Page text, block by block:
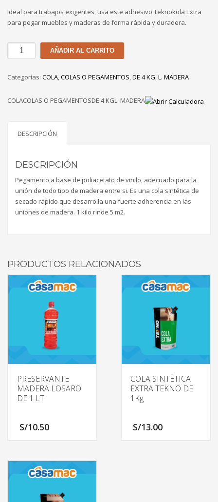
Ideal para trabajos exigentes, usa este adhesivo Teknokola Extra
para pegar muebles y maderas de forma rápida y duradera.
COLA
SINTÉTICA
TEKNO
4Kg
AÑADIR AL CARRITO
Categorías: COLA,COLAS O PEGAMENTOS,DE 4 KG,L. MADERA
COLACOLAS O PEGAMENTOSDE 4 KGL. MADERA
DESCRIPCIÓN
DESCRIPCIÓN
Pegamento a base de poliacetato de vinilo, adecuado para la
unión de todo tipo de madera entre si. Es una cola sintética de
secado rápido que desarrolla una fuerte adherencia en las
uniones de madera. 1 kilo rinde 5 m2.
PRODUCTOS RELACIONADOS
PRESERVANTE
MADERA LOSARO
DE 1 LT
S/10.50
COLA SINTÉTICA
EXTRA TEKNO DE
1Kg
S/13.00